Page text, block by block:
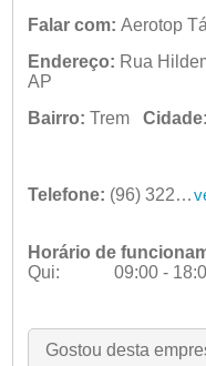
Falar com: Aerotop
Endereço: Rua
AP
Bairro: Trem Cidade:
Telefone: (96) 3223-2319
Horário de
Qui:
09:00 -
Ter:
09:00 -
Qua:
09:00 -
Gostou desta